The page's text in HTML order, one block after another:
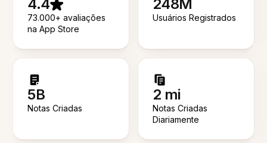
4.4
73.000+ avaliações
na App Store
248M
Usuários Registrados
5B
Notas Criadas
2 mi
Notas Criadas
Diariamente